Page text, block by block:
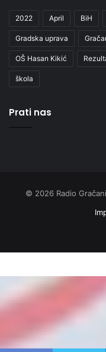
2022 April BiH
Gradska uprava
OŠ Hasan Kikić
škola
Prati nas
© 2026 Radio